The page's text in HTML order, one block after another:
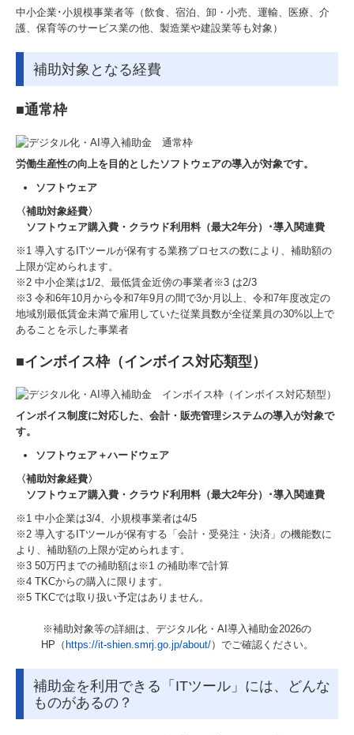
採用情報
仕事内容
研修体制とキャリアプラン
一日のスケジュール
福利厚生
採用に関するよくある質問
募集要項
応募フォーム
オンライン採用説明会
中小企業･小規模事業者等（飲食、宿泊、卸・小売、運輸、医療、介
護、保育等のサービス業の他、製造業や建設業等も対象）
補助対象となる経費
■通常枠
労働生産性の向上を目的としたソフトウェアの導入が対象です。
ソフトウェア
〈補助対象経費〉
ソフトウェア購入費・クラウド利用料（最大2年分）･導入関連費
※1 導入するITツールが保有する業務プロセスの数により、補助額の
上限が定められます。
※2 中小企業は1/2、最低賃金近傍の事業者※3 は2/3
※3 令和6年10月から令和7年9月の間で3か月以上、令和7年度改定の
地域別最低賃金未満で雇用していた従業員数が全従業員の30%以上で
あることを示した事業者
■インボイス枠（インボイス対応類型）
インボイス制度に対応した、会計・販売管理システムの導入が対象で
す。
ソフトウェア＋ハードウェア
〈補助対象経費〉
ソフトウェア購入費・クラウド利用料（最大2年分）･導入関連費
※1 中小企業は3/4、小規模事業者は4/5
※2 導入するITツールが保有する「会計・受発注・決済」の機能数に
より、補助額の上限が定められます。
※3 50万円までの補助額は※1 の補助率で計算
※4 TKCからの購入に限ります。
※5 TKCでは取り扱い予定はありません。
※補助対象等の詳細は、デジタル化・AI導入補助金2026の
HP（https://it-shien.smrj.go.jp/about/）でご確認ください。
補助金を利用できる「ITツール」には、どんな
ものがあるの？